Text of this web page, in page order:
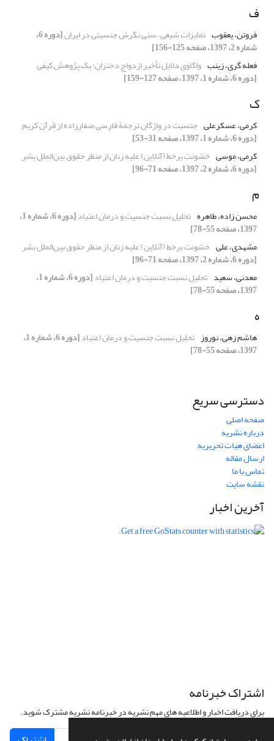
ف
فروتن، یعقوب تمایزات شیعی – سنی نگرش جنسیتی در ایران [دوره 6،
شماره 2، 1397، صفحه 125-156]
فعله گری، زینب واکاوی دلایل تأخیر ازدواج دختران: یک پژوهش کیفی
[دوره 6، شماره 1، 1397، صفحه 127-159]
ک
کرمی، عسکرعلی جنسیت در واژگان ترجمة فارسیِ صفارزاده از قرآن کریم
[دوره 6، شماره 1، 1397، صفحه 31-53]
کرمی، موسی خشونت برخط (آنلاین) علیه زنان از منظر حقوق بین‌الملل بشر
[دوره 6، شماره 2، 1397، صفحه 71-96]
م
محسن زاده، طاهره تحلیل نسبت جنسیت و درمان اعتیاد [دوره 6، شماره 1،
1397، صفحه 55-78]
مشهدی، علی خشونت برخط (آنلاین) علیه زنان از منظر حقوق بین‌الملل بشر
[دوره 6، شماره 2، 1397، صفحه 71-96]
معدنی، سعید تحلیل نسبت جنسیت و درمان اعتیاد [دوره 6، شماره 1،
1397، صفحه 55-78]
ه
هاشم زهی، نوروز تحلیل نسبت جنسیت و درمان اعتیاد [دوره 6، شماره 1،
1397، صفحه 55-78]
دسترسی سریع
صفحه اصلی
درباره نشریه
اعضای هیات تحریریه
ارسال مقاله
تماس با ما
نقشه سایت
آخرین اخبار
اشتراک خبرنامه
برای دریافت اخبار و اطلاعیه های مهم نشریه در خبرنامه نشریه مشترک شوید.